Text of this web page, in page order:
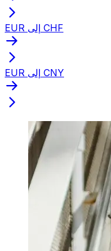
EUR إلى CHF
EUR إلى CNY